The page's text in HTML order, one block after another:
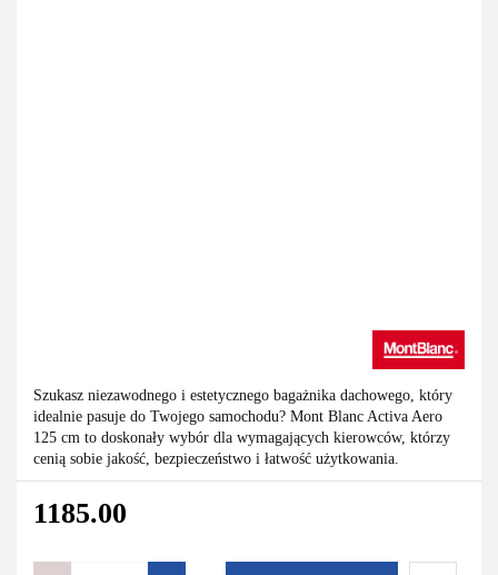
Szukasz niezawodnego i estetycznego bagażnika dachowego, który
idealnie pasuje do Twojego samochodu? Mont Blanc Activa Aero
125 cm to doskonały wybór dla wymagających kierowców, którzy
cenią sobie jakość, bezpieczeństwo i łatwość użytkowania.
1185.00